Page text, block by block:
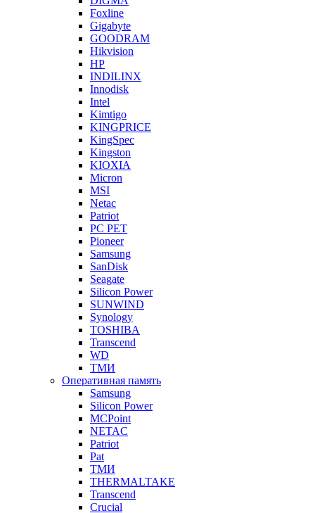
Foxline
Gigabyte
GOODRAM
Hikvision
HP
INDILINX
Innodisk
Intel
Kimtigo
KINGPRICE
KingSpec
Kingston
KIOXIA
Micron
MSI
Netac
Patriot
PC PET
Pioneer
Samsung
SanDisk
Seagate
Silicon Power
SUNWIND
Synology
TOSHIBA
Transcend
WD
ТМИ
Оперативная память
Samsung
Silicon Power
MCPoint
NETAC
Patriot
Pat
ТМИ
THERMALTAKE
Transcend
Crucial